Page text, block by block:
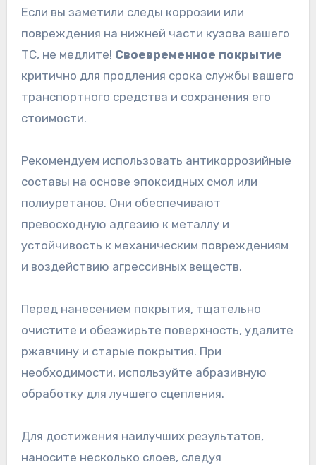
Если вы заметили следы коррозии или
повреждения на нижней части кузова вашего
ТС, не медлите! Своевременное покрытие
критично для продления срока службы вашего
транспортного средства и сохранения его
стоимости.
Рекомендуем использовать антикоррозийные
составы на основе эпоксидных смол или
полиуретанов. Они обеспечивают
превосходную адгезию к металлу и
устойчивость к механическим повреждениям
и воздействию агрессивных веществ.
Перед нанесением покрытия, тщательно
очистите и обезжирьте поверхность, удалите
ржавчину и старые покрытия. При
необходимости, используйте абразивную
обработку для лучшего сцепления.
Для достижения наилучших результатов,
наносите несколько слоев, следуя